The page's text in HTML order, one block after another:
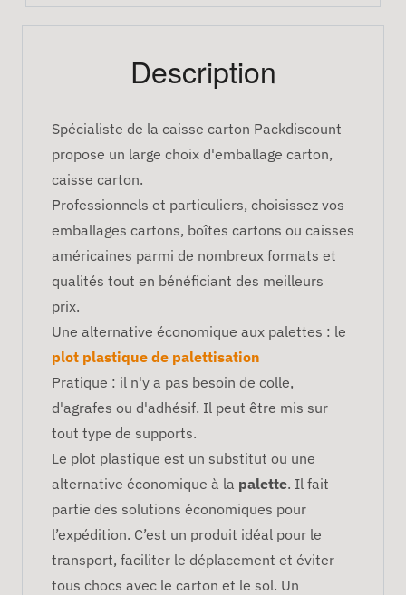
Description
Spécialiste de la caisse carton Packdiscount
propose un large choix d'emballage carton,
caisse carton.
Professionnels et particuliers, choisissez vos
emballages cartons, boîtes cartons ou caisses
américaines parmi de nombreux formats et
qualités tout en bénéficiant des meilleurs
prix.
Une alternative économique aux palettes : le
plot plastique de palettisation
Pratique : il n'y a pas besoin de colle,
d'agrafes ou d'adhésif. Il peut être mis sur
tout type de supports.
Le plot plastique est un substitut ou une
alternative économique à la palette. Il fait
partie des solutions économiques pour
l’expédition. C’est un produit idéal pour le
transport, faciliter le déplacement et éviter
tous chocs avec le carton et le sol. Un